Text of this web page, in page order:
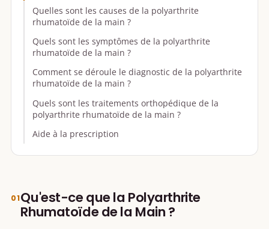
Quelles sont les causes de la polyarthrite
rhumatoïde de la main ?
Quels sont les symptômes de la polyarthrite
rhumatoïde de la main ?
Comment se déroule le diagnostic de la polyarthrite
rhumatoïde de la main ?
Quels sont les traitements orthopédique de la
polyarthrite rhumatoïde de la main ?
Aide à la prescription
Qu'est-ce que la Polyarthrite
Rhumatoïde de la Main ?